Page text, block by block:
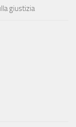
giustizia